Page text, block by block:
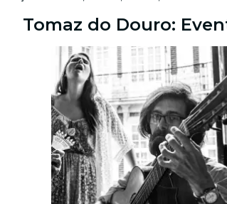
Tomaz do Douro: